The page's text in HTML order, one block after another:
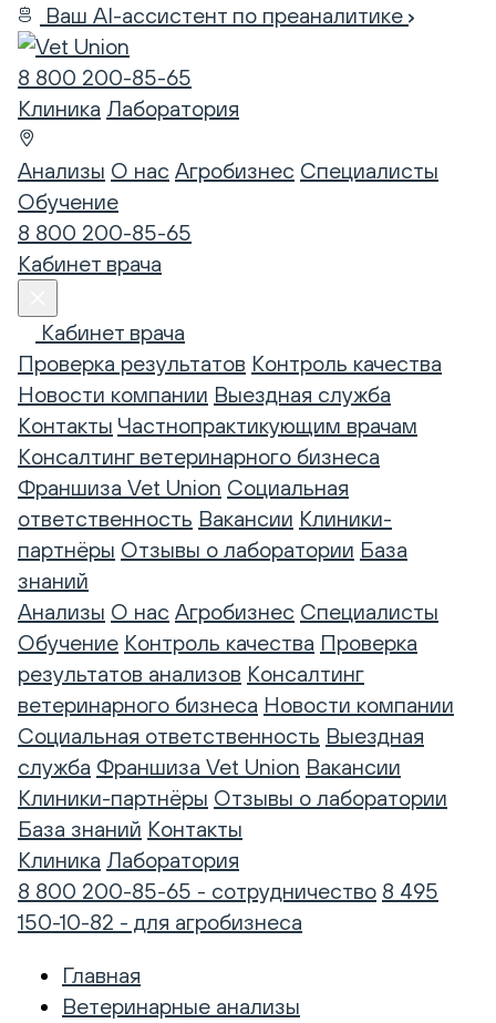
Ваш AI-ассистент по преаналитике
8 800 200-85-65
Клиника Лаборатория
Анализы О нас Агробизнес Специалисты
Обучение
8 800 200-85-65
Кабинет врача
Кабинет врача
Проверка результатов Контроль качества
Новости компании Выездная служба
Контакты Частнопрактикующим врачам
Консалтинг ветеринарного бизнеса
Франшиза Vet Union Социальная
ответственность Вакансии Клиники-
партнёры Отзывы о лаборатории База
знаний
Анализы О нас Агробизнес Специалисты
Обучение Контроль качества Проверка
результатов анализов Консалтинг
ветеринарного бизнеса Новости компании
Социальная ответственность Выездная
служба Франшиза Vet Union Вакансии
Клиники-партнёры Отзывы о лаборатории
База знаний Контакты
Клиника Лаборатория
8 800 200-85-65 - сотрудничество 8 495
150-10-82 - для агробизнеса
Главная
Ветеринарные анализы